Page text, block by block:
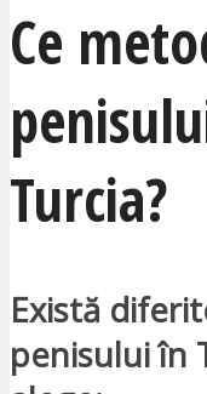
Ce
Turcia?
Există
penisului în